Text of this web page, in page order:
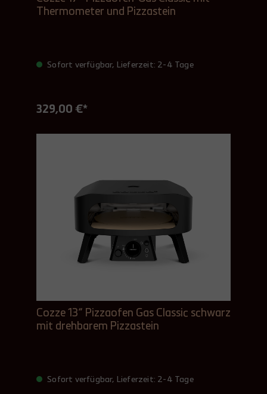
Thermometer und Pizzastein
Sofort verfügbar, Lieferzeit: 2-4 Tage
329,00 €*
Cozze 13“ Pizzaofen Gas Classic schwarz
mit drehbarem Pizzastein
Sofort verfügbar, Lieferzeit: 2-4 Tage